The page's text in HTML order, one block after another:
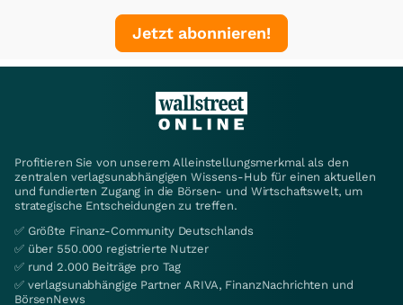
Jetzt abonnieren!
Profitieren Sie von unserem Alleinstellungsmerkmal als den
zentralen verlagsunabhängigen Wissens-Hub für einen aktuellen
und fundierten Zugang in die Börsen- und Wirtschaftswelt, um
strategische Entscheidungen zu treffen.
✅ Größte Finanz-Community Deutschlands
✅ über 550.000 registrierte Nutzer
✅ rund 2.000 Beiträge pro Tag
✅ verlagsunabhängige Partner ARIVA, FinanzNachrichten und
BörsenNews